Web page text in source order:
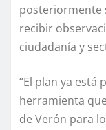
posteriormente
recibir
ciudadanía y
“El plan ya está
herramienta
de Verón para